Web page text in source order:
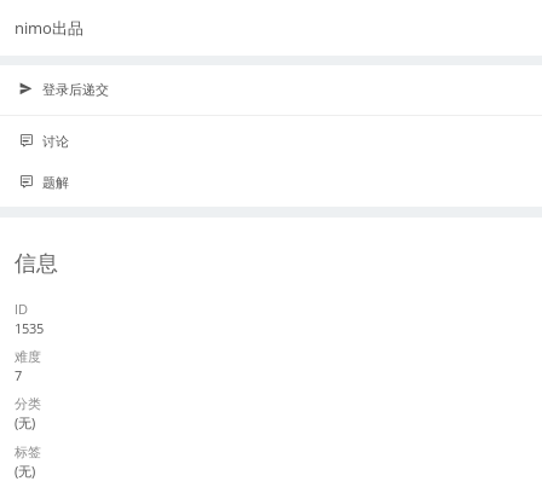
nimo出品
登录后递交
讨论
题解
信息
ID
1535
难度
7
分类
(无)
标签
(无)